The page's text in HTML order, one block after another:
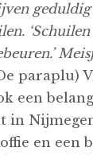
paraplu)
een
in
en een